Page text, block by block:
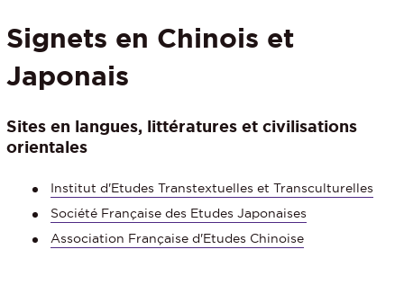
Signets en Chinois et
Japonais
Sites en langues, littératures et civilisations
orientales
Institut d'Etudes Transtextuelles et Transculturelles
Société Française des Etudes Japonaises
Association Française d'Etudes Chinoise